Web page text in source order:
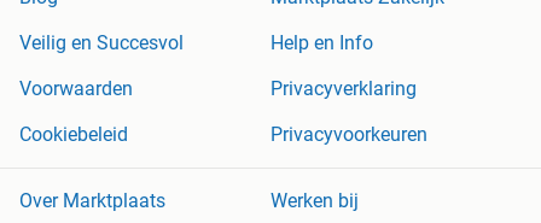
Veilig en Succesvol
Help en Info
Voorwaarden
Privacyverklaring
Cookiebeleid
Privacyvoorkeuren
Over Marktplaats
Werken bij